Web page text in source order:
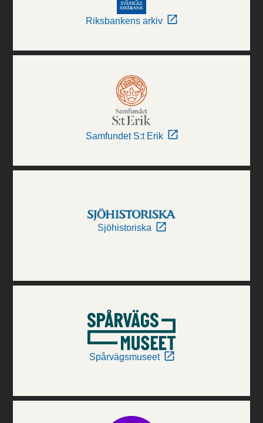
Riksbankens arkiv
Samfundet S:t Erik
Sjöhistoriska
Spårvägsmuseet